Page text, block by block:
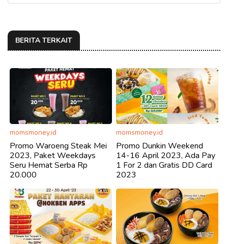
BERITA TERKAIT
momsmoney.id
Promo Waroeng Steak Mei
2023, Paket Weekdays
Seru Hemat Serba Rp
20.000
momsmoney.id
Promo Dunkin Weekend
14-16 April 2023, Ada Pay
1 For 2 dan Gratis DD Card
2023